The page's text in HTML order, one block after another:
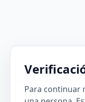
Para continuar